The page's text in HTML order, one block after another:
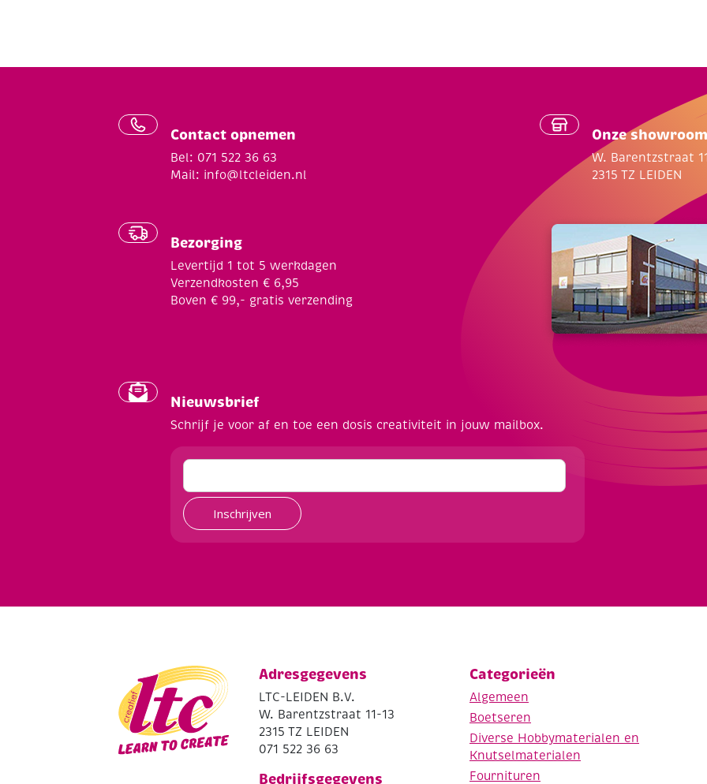
Contact opnemen
Bel: 071 522 36 63
Mail: info@ltcleiden.nl
Bezorging
Levertijd 1 tot 5 werkdagen
Verzendkosten € 6,95
Boven € 99,- gratis verzending
Onze showroom
W. Barentzstraat
2315 TZ LEIDEN
Nieuwsbrief
Schrijf je voor af en toe een dosis creativiteit in jouw mailbox.
Inschrijven
Adresgegevens
LTC-LEIDEN B.V.
W. Barentzstraat 11-13
2315 TZ LEIDEN
071 522 36 63
Bedrijfsgegevens
Categorieën
Algemeen
Boetseren
Diverse Hobbymaterialen en
Knutselmaterialen
Fournituren